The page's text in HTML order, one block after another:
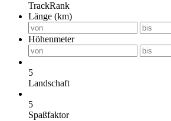
TrackRank
Länge (km)
Höhenmeter
5
Landschaft
5
Spaßfaktor